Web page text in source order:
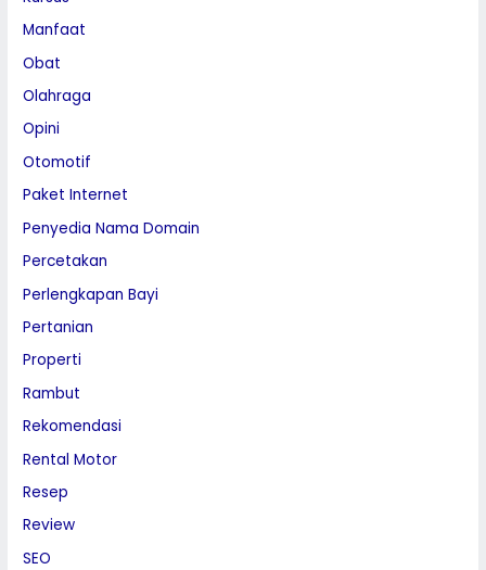
Manfaat
Obat
Olahraga
Opini
Otomotif
Paket Internet
Penyedia Nama Domain
Percetakan
Perlengkapan Bayi
Pertanian
Properti
Rambut
Rekomendasi
Rental Motor
Resep
Review
SEO